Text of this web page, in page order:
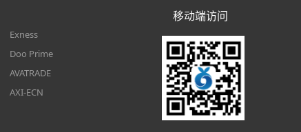
Exness
Doo Prime
AVATRADE
AXI-ECN
移动端访问